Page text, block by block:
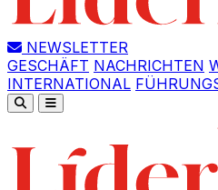
NEWSLETTER
GESCHÄFT NACHRICHTEN
INTERNATIONAL